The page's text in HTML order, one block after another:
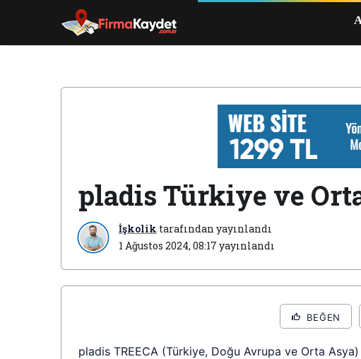
pladis Türkiye ve
İşkolik tarafından yayınlandı
1 Ağustos 2024, 08:17 yayınlandı
BEĞEN
pladis TREECA (Türkiye, Doğu Avrupa ve Orta Asya)